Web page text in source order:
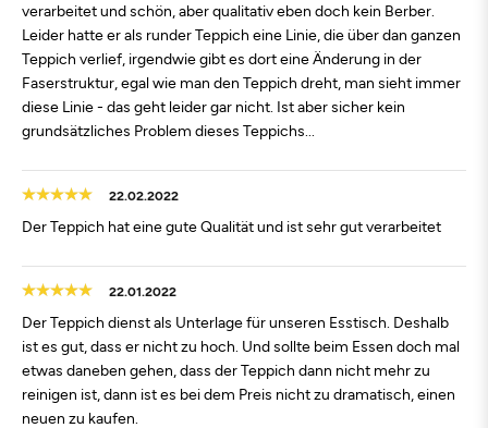
verarbeitet und schön, aber qualitativ eben doch kein Berber.
Leider hatte er als runder Teppich eine Linie, die über dan ganzen
Teppich verlief, irgendwie gibt es dort eine Änderung in der
Faserstruktur, egal wie man den Teppich dreht, man sieht immer
diese Linie - das geht leider gar nicht. Ist aber sicher kein
grundsätzliches Problem dieses Teppichs...
22.02.2022
Der Teppich hat eine gute Qualität und ist sehr gut verarbeitet
22.01.2022
Der Teppich dienst als Unterlage für unseren Esstisch. Deshalb
ist es gut, dass er nicht zu hoch. Und sollte beim Essen doch mal
etwas daneben gehen, dass der Teppich dann nicht mehr zu
reinigen ist, dann ist es bei dem Preis nicht zu dramatisch, einen
neuen zu kaufen.